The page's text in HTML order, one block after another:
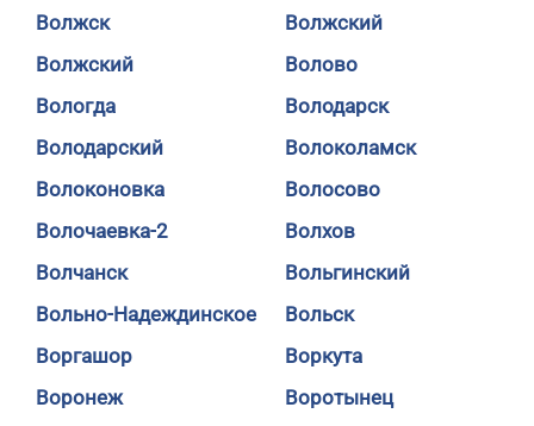
Волжск
Волжский
Волжский
Волово
Вологда
Володарск
Володарский
Волоколамск
Волоконовка
Волосово
Волочаевка-2
Волхов
Волчанск
Вольгинский
Вольно-Надеждинское
Вольск
Воргашор
Воркута
Воронеж
Воротынец